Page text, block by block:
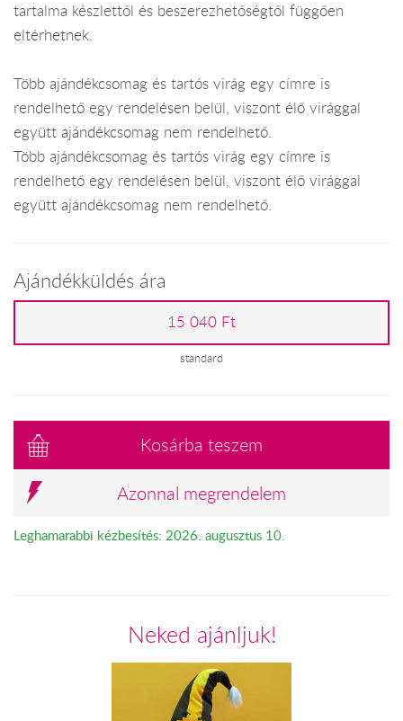
tartalma készlettől és beszerezhetőségtől függően
eltérhetnek.
Több ajándékcsomag és tartós virág egy címre is
rendelhető egy rendelésen belül, viszont élő virággal
együtt ajándékcsomag nem rendelhető.
Több ajándékcsomag és tartós virág egy címre is
rendelhető egy rendelésen belül, viszont élő virággal
együtt ajándékcsomag nem rendelhető.
Ajándékküldés ára
15 040 Ft
standard
Kosárba teszem
Azonnal megrendelem
Leghamarabbi kézbesítés: 2026. augusztus 10.
Neked ajánljuk!